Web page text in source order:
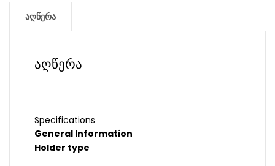
აღწერა
აღწერა
Specifications
General Information
Holder type